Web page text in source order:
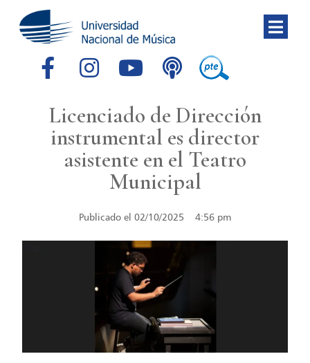
Licenciado de Dirección
instrumental es director
asistente en el Teatro
Municipal
Publicado el 02/10/2025 4:56 pm